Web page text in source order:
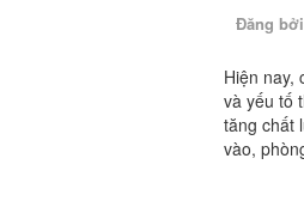
Đăng bởi
Hiện nay,
và yếu tố
tăng chất
vào,